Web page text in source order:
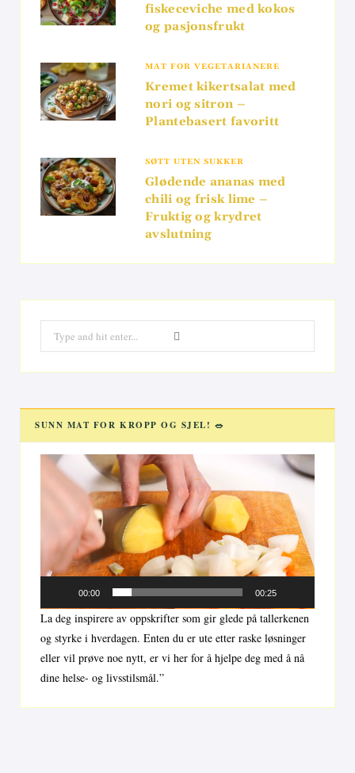
fiskeceviche med kokos
og pasjonsfrukt
MAT FOR VEGETARIANERE
Kremet kikertsalat med
nori og sitron –
Plantebasert favoritt
SØTT UTEN SUKKER
Glødende ananas med
chili og frisk lime –
Fruktig og krydret
avslutning
for:
SUNN MAT FOR KROPP OG SJEL! 🥗
Videoavspiller
00:00 00:25
La deg inspirere av oppskrifter som gir glede på tallerkenen
og styrke i hverdagen. Enten du er ute etter raske løsninger
eller vil prøve noe nytt, er vi her for å hjelpe deg med å nå
dine helse- og livsstilsmål.”